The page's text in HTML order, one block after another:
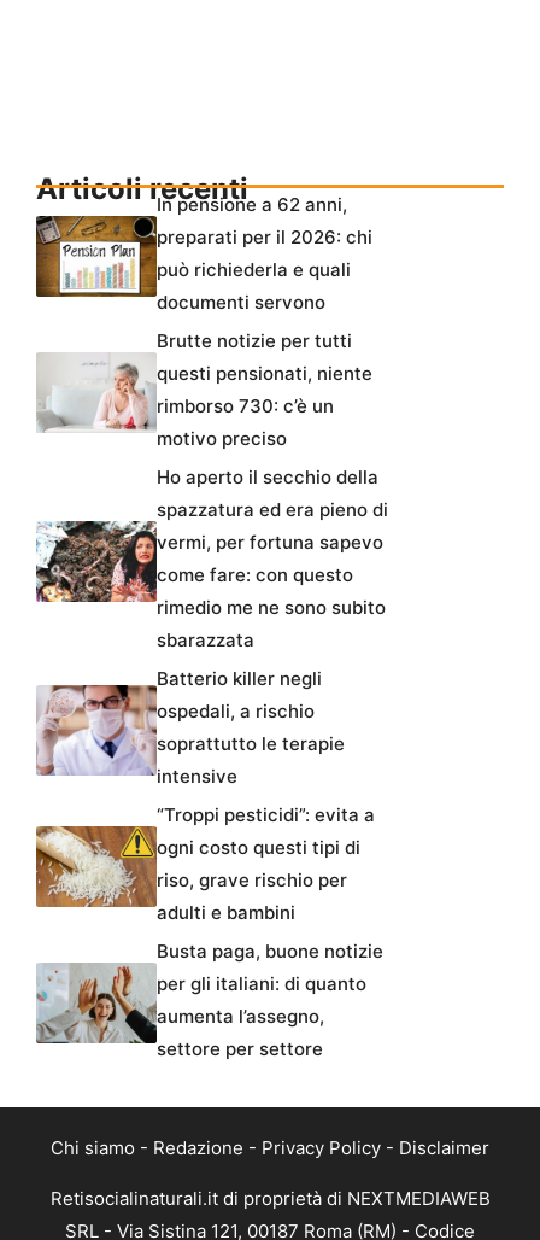
Articoli recentiIn pensione a 62 anni,
preparati per il 2026: chi
può richiederla e quali
documenti servono
Brutte notizie per tutti
questi pensionati, niente
rimborso 730: c’è un
motivo preciso
Ho aperto il secchio della
spazzatura ed era pieno di
vermi, per fortuna sapevo
come fare: con questo
rimedio me ne sono subito
sbarazzata
Batterio killer negli
ospedali, a rischio
soprattutto le terapie
intensive
“Troppi pesticidi”: evita a
ogni costo questi tipi di
riso, grave rischio per
adulti e bambini
Busta paga, buone notizie
per gli italiani: di quanto
aumenta l’assegno,
settore per settore
Chi siamo - Redazione - Privacy Policy - Disclaimer
Retisocialinaturali.it di proprietà di NEXTMEDIAWEB
SRL - Via Sistina 121, 00187 Roma (RM) - Codice